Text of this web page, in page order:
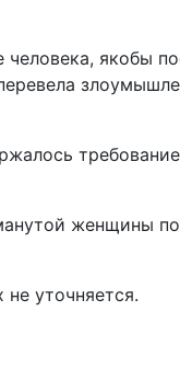
человека, якобы
женщины
уточняется.